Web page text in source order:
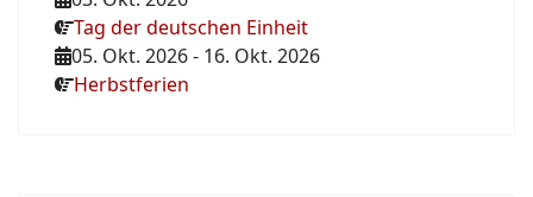
Tag der deutschen Einheit
05. Okt. 2026- 16. Okt. 2026
Herbstferien